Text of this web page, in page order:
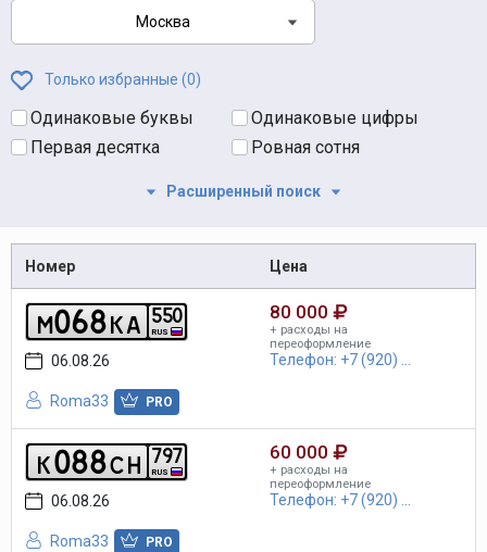
Москва
Только избранные (0)
Одинаковые буквы
Одинаковые цифры
Первая десятка
Ровная сотня
Расширенный поиск
Номер Цена
m068ka RUS
550
06.08.26
Roma33 PRO
80 000
+ расходы на
переоформление
Телефон: +7 (920) ...
k088ch RUS
797
06.08.26
Roma33 PRO
60 000
+ расходы на
переоформление
Телефон: +7 (920) ...